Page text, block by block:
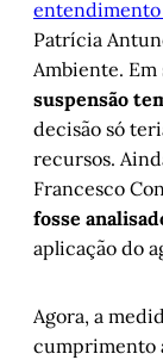
Patrícia
Ambiente.
suspensão
decisão só
recursos.
Francesco
fosse
aplicação do
Agora, a
cumprimento